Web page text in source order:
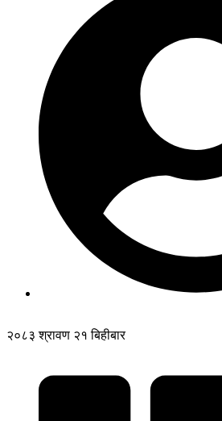
२०८३ श्रावण २१ बिहीबार